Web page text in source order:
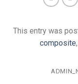
This entry was
composite,